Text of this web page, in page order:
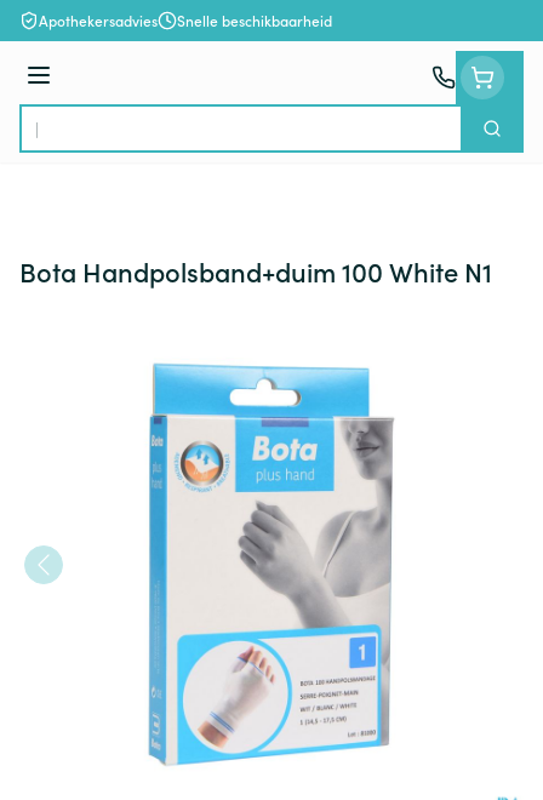
Ga naar de inhoud
Apothekersadvies Snelle beschikbaarheid
Menu
Product, merk, categorie...
Zoek
Bota Handpolsband+duim 100 White N1